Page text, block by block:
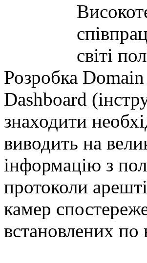
світі
Розробка
Dashboard
знаходити
виводить на
інформацію з
протоколи
камер
встановлених по